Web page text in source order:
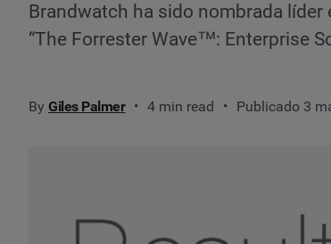
Brandwatch ha sido nombrada
“The Forrester Wave™: Enterprise
By Giles Palmer 4 min read Publicado 3